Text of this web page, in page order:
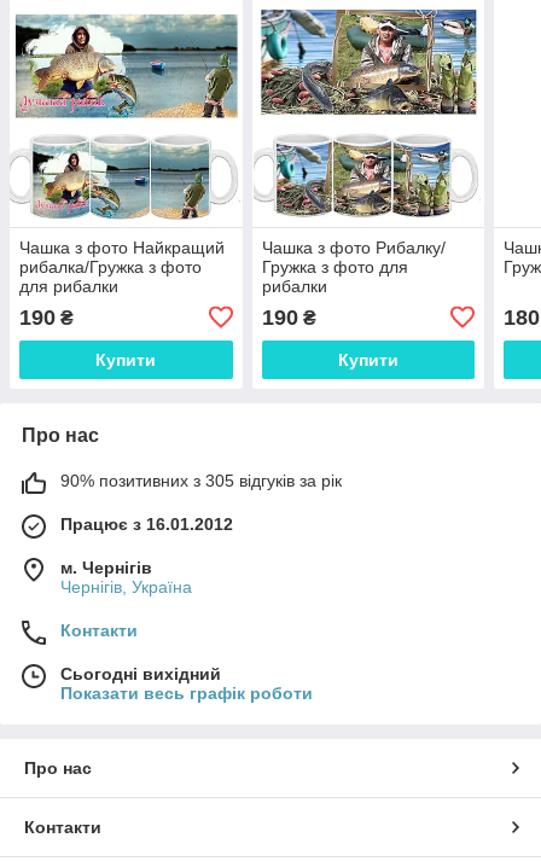
Чашка з фото Найкращий
рибалка/Гружка з фото
для рибалки
190 ₴
Купити
Чашка з фото Рибалку/
Гружка з фото для
рибалки
190₴
Купити
180
Про нас
90% позитивних з 305 відгуків за рік
Працює з 16.01.2012
м. Чернігів
Чернігів, Україна
Контакти
Сьогодні вихідний
Показати весь графік роботи
Про нас
Контакти